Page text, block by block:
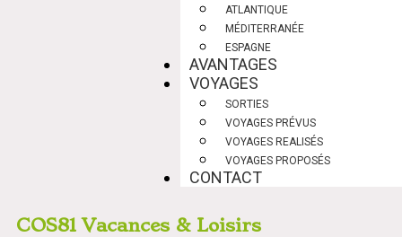
ATLANTIQUE
MÉDITERRANÉE
ESPAGNE
AVANTAGES
VOYAGES
SORTIES
VOYAGES PRÉVUS
VOYAGES REALISÉS
VOYAGES PROPOSÉS
CONTACT
COS81 Vacances & Loisirs